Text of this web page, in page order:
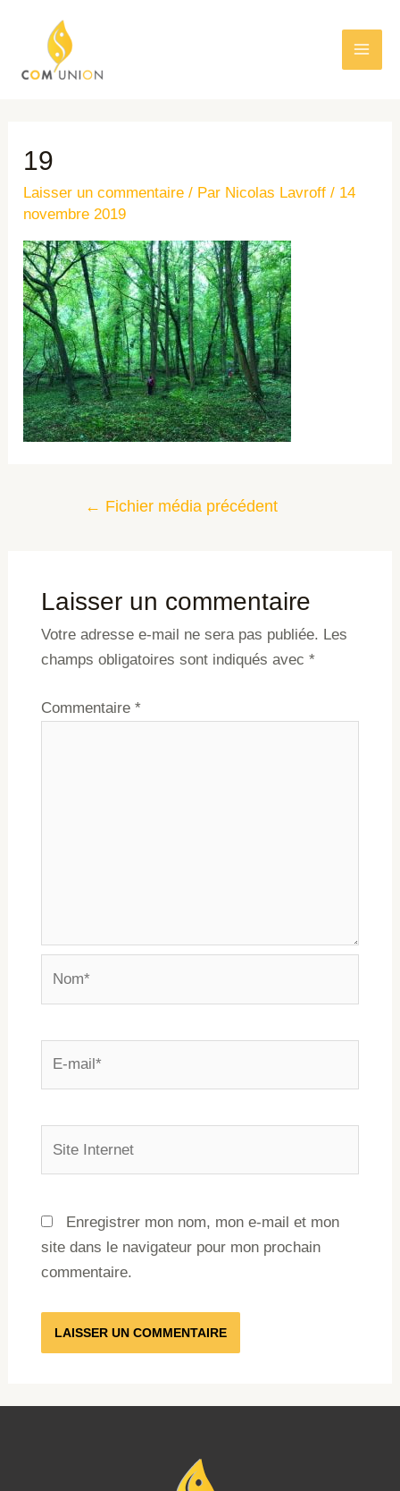
19
Laisser un commentaire / Par Nicolas Lavroff/ 14
novembre 2019
← Fichier média précédent
Laisser un commentaire
Votre adresse e-mail ne sera pas publiée. Les
champs obligatoires sont indiqués avec *
Commentaire *
Enregistrer mon nom, mon e-mail et mon
site dans le navigateur pour mon prochain
commentaire.